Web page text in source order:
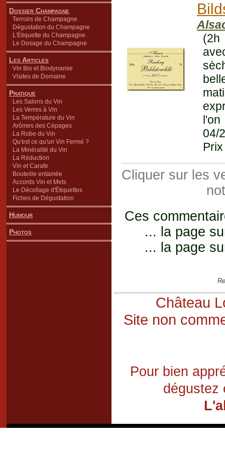
Dossier Champagne
Terroirs de Champagne
Dégustation du Champagne
L'Étiquette du Champagne
Le Dosage du Champagne
Les Articles
Vin Bio et Biodynamie
Visites de Domaine
Pratique
Les Salons du Vin
Les Verres à Vin
La Température du Vin
Arômes des Cépages
La Robe du Vin
Qu'est ce qu'un Vin Fermé ?
La Minéralité du Vin
La Réduction
Vin et Carafe
Bouteille entamée
Accords Vin et Mets
Le Décollage d'Étiquettes
Fiches de Dégustation
Humour
Photos
(2h
l'on
04/
Cliquer sur les
Ces
... la page
... la page
Château
Site non
Pour bien
dégustez